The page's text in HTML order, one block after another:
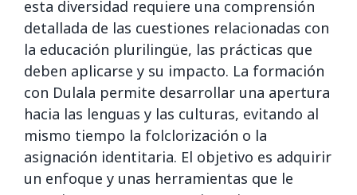
esta diversidad requiere una comprensión
detallada de las cuestiones relacionadas con
la educación plurilingüe, las prácticas que
deben aplicarse y su impacto. La formación
con Dulala permite desarrollar una apertura
hacia las lenguas y las culturas, evitando al
mismo tiempo la folclorización o la
asignación identitaria. El objetivo es adquirir
un enfoque y unas herramientas que le